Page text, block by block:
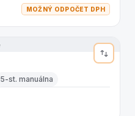
MOŽNÝ ODPOČET DPH
5-st. manuálna